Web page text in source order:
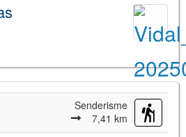
Senderisme
7,41 km